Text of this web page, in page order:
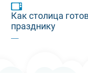
Как столица
празднику
-----